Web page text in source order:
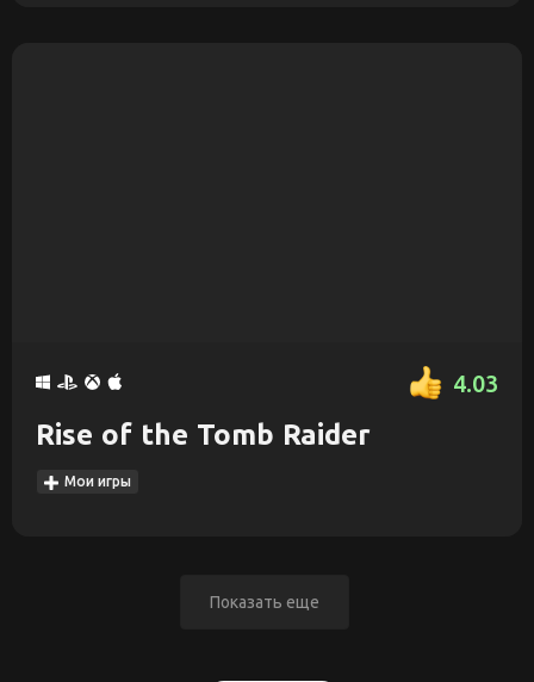
4.03
Rise of the Tomb Raider
Мои игры
Показать еще